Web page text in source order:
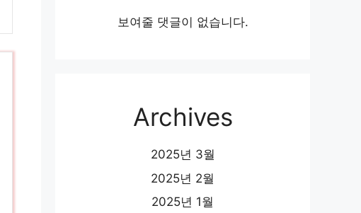
보여줄 댓글이 없습니다.
Archives
2025년 3월
2025년 2월
2025년 1월